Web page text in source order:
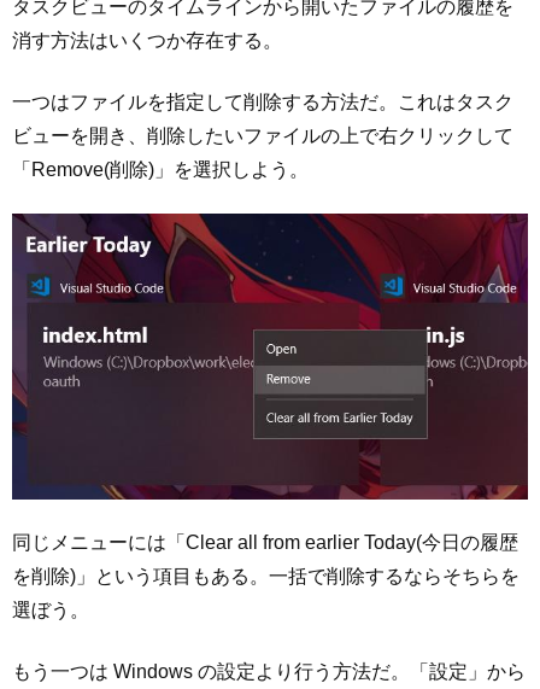
タスクビューのタイムラインから開いたファイルの履歴を
消す方法はいくつか存在する。
一つはファイルを指定して削除する方法だ。これはタスク
ビューを開き、削除したいファイルの上で右クリックして
「Remove(削除)」を選択しよう。
同じメニューには「Clear all from earlier Today(今日の履歴
を削除)」という項目もある。一括で削除するならそちらを
選ぼう。
もう一つは Windows の設定より行う方法だ。「設定」から